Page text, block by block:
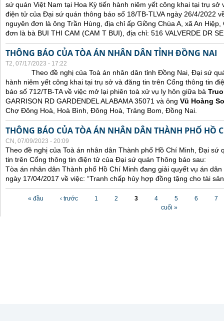
sứ quán Việt Nam tại Hoa Kỳ tiến hành niêm yết công khai tại trụ sở
điện tử của Đại sứ quán thông báo số 18/TB-TLVA ngày 26/4/2022
nguyên đơn là ông Trần Hùng, địa chỉ ấp Giồng Chùa A, xã An
đơn là bà BUI THI CAM (CAM T BUI), địa chỉ: 516 VALVERDE DR
THÔNG BÁO CỦA TÒA ÁN NHÂN DÂN TỈNH ĐỒNG NAI
T2, 07/17/2023 - 17:22
Theo đề nghị của Toà án nhân dân tỉnh Đồng Nai, Đại sứ
hành niêm yết công khai tại trụ sở và đăng tin trên Cổng thông tin
báo số 712/TB-TA về việc mở lại phiên toà xử vụ ly hôn giữa bà
GARRISON RD GARDENDEL ALABAMA 35071 và ông Vũ Hoàng
Chợ Đông Hoà, Hoà Bình, Đông Hoà, Trảng Bom, Đồng Nai.
THÔNG BÁO CỦA TÒA ÁN NHÂN DÂN THÀNH PHỐ HỒ
CN, 07/09/2023 - 20:09
Theo đề nghị của Toà án nhân dân Thành phố Hồ Chí Minh, Đại sứ
tin trên Cổng thông tin điện tử của Đại sứ quán Thông báo sau:
Tòa án nhân dân Thành phố Hồ Chí Minh đang giải quyết vụ án
ngày 17/04/2017 về việc: “Tranh chấp hủy hợp đồng tặng cho tài
« đầu ‹ trước 1 2 3 4 5 6
7
cuối »